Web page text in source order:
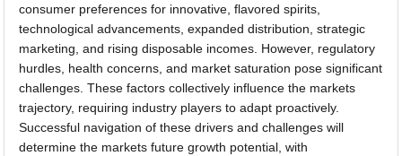
consumer preferences for innovative, flavored spirits,
technological advancements, expanded distribution, strategic
marketing, and rising disposable incomes. However, regulatory
hurdles, health concerns, and market saturation pose significant
challenges. These factors collectively influence the markets
trajectory, requiring industry players to adapt proactively.
Successful navigation of these drivers and challenges will
determine the markets future growth potential, with